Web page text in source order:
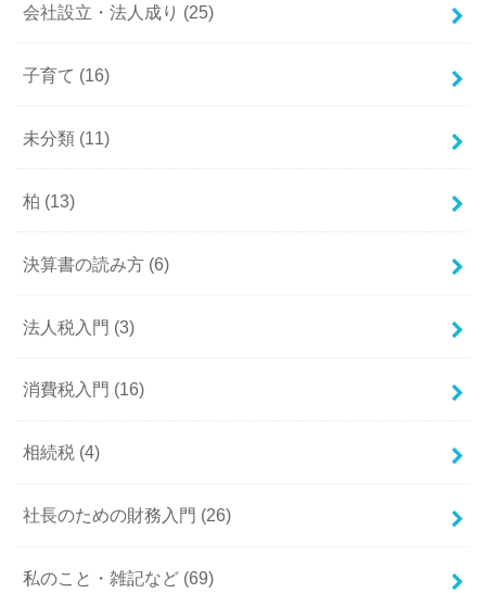
会社設立・法人成り (25)
子育て (16)
未分類 (11)
柏 (13)
決算書の読み方 (6)
法人税入門 (3)
消費税入門 (16)
相続税 (4)
社長のための財務入門 (26)
私のこと・雑記など (69)